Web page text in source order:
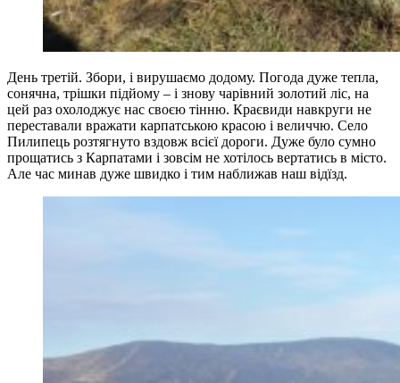
День третій. Збори, і вирушаємо додому. Погода дуже тепла,
сонячна, трішки підйому – і знову чарівний золотий ліс, на
цей раз охолоджує нас своєю тінню. Краєвиди навкруги не
переставали вражати карпатською красою і величчю. Село
Пилипець розтягнуто вздовж всієї дороги. Дуже було сумно
прощатись з Карпатами і зовсім не хотілось вертатись в місто.
Але час минав дуже швидко і тим наближав наш відїзд.